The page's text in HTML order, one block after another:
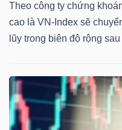
Theo công ty chứng
cao là VN-Index sẽ
lũy trong biên độ rộng